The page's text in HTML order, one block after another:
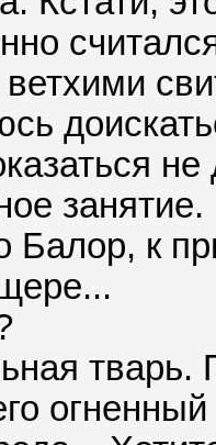
Балор, к
тварь.